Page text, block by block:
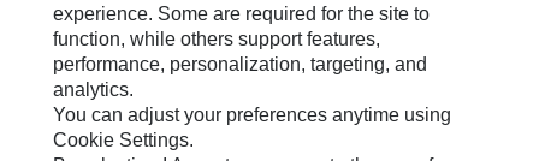
Cookie Settings
法律
隱私權
關於 Cat
experience. Some are required for the site to
function, while others support features,
performance, personalization, targeting, and
analytics.
You can adjust your preferences anytime using
Cookie Settings.